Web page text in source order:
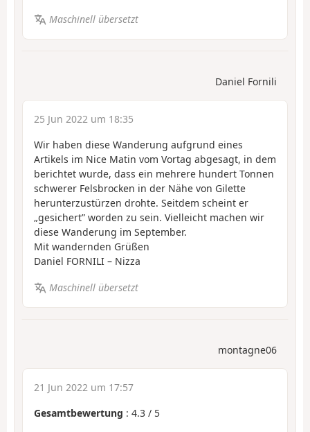
Maschinell übersetzt
Daniel Fornili
25 Jun 2022 um 18:35
Wir haben diese Wanderung aufgrund eines
Artikels im Nice Matin vom Vortag abgesagt, in dem
berichtet wurde, dass ein mehrere hundert Tonnen
schwerer Felsbrocken in der Nähe von Gilette
herunterzustürzen drohte. Seitdem scheint er
„gesichert” worden zu sein. Vielleicht machen wir
diese Wanderung im September.
Mit wandernden Grüßen
Daniel FORNILI – Nizza
Maschinell übersetzt
montagne06
21 Jun 2022 um 17:57
Gesamtbewertung : 4.3 / 5